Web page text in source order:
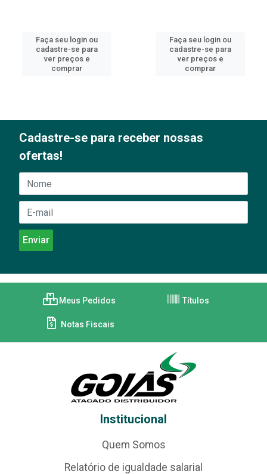
Faça seu login ou
cadastre-se para
ver preços e
comprar
Faça seu login ou
cadastre-se para
ver preços e
comprar
Cadastre-se para receber nossas
ofertas!
Meus Pedidos Títulos
Notas Fiscais
Institucional
Quem Somos
Relatório de igualdade salarial